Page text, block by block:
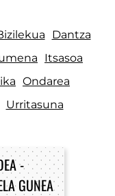
Dantza
Itsasoa
Ondarea
Urritasuna
-
GUNEA